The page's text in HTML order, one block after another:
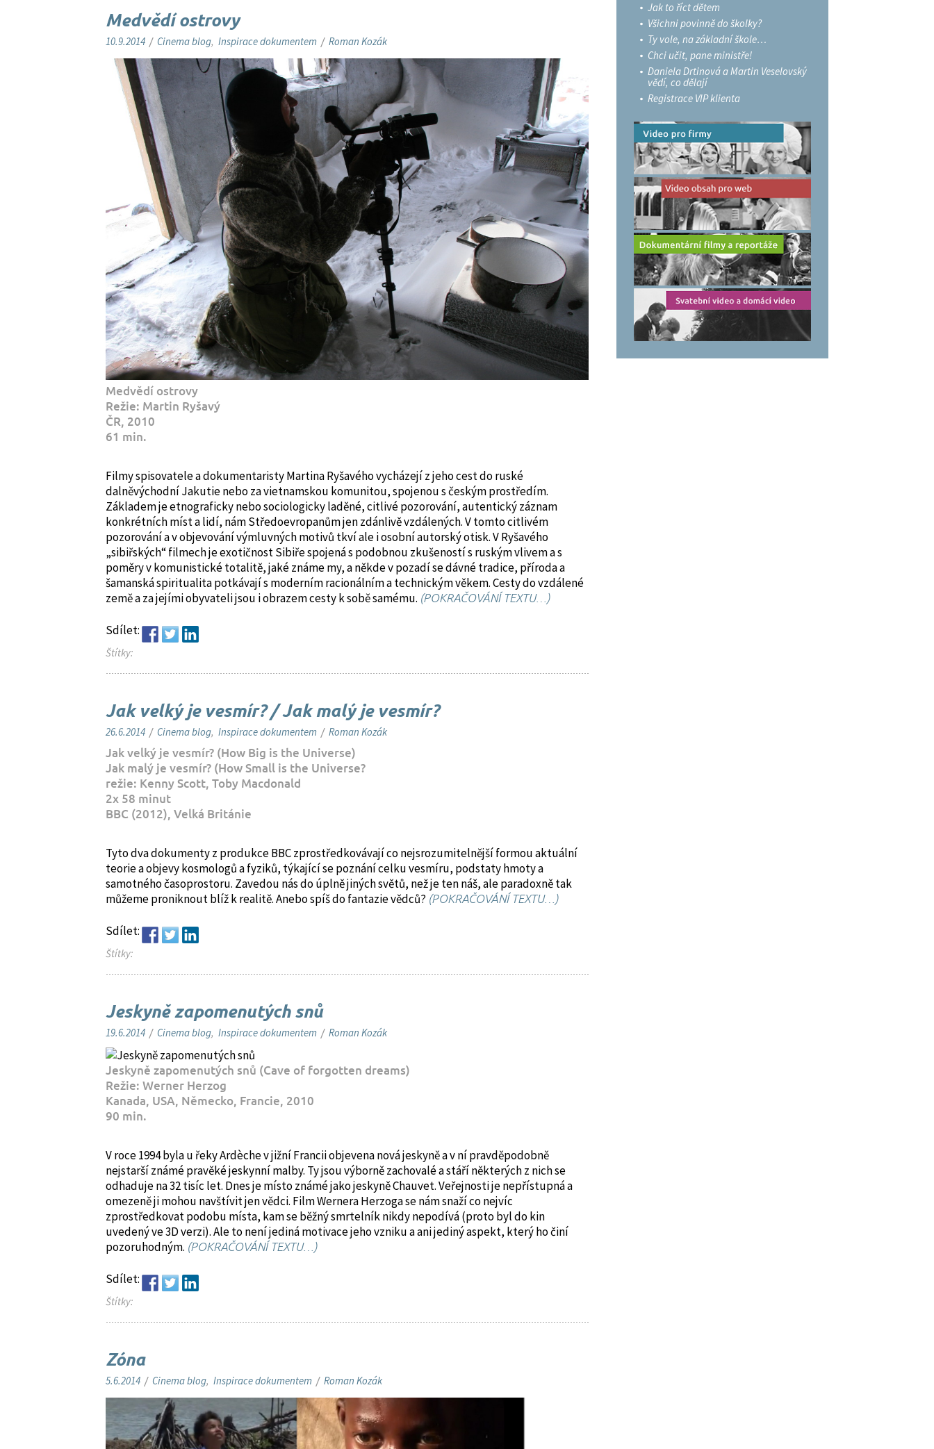
Medvědí ostrovy
10.9.2014 / Cinema blog, Inspirace dokumentem / Roman Kozák
Medvědí ostrovy
Režie: Martin Ryšavý
ČR, 2010
61 min.
Filmy spisovatele a dokumentaristy Martina Ryšavého vycházejí z jeho cest do ruské
dalněvýchodní Jakutie nebo za vietnamskou komunitou, spojenou s českým prostředím.
Základem je etnograficky nebo sociologicky laděné, citlivé pozorování, autentický záznam
konkrétních míst a lidí, nám Středoevropanům jen zdánlivě vzdálených. V tomto citlivém
pozorování a v objevování výmluvných motivů tkví ale i osobní autorský otisk. V Ryšavého
„sibiřských“ filmech je exotičnost Sibiře spojená s podobnou zkušeností s ruským vlivem a s
poměry v komunistické totalitě, jaké známe my, a někde v pozadí se dávné tradice, příroda a
šamanská spiritualita potkávají s moderním racionálním a technickým věkem. Cesty do vzdálené
země a za jejími obyvateli jsou i obrazem cesty k sobě samému. (POKRAČOVÁNÍ TEXTU…)
Sdílet:
Štítky:
Jak velký je vesmír? / Jak malý je vesmír?
26.6.2014 / Cinema blog, Inspirace dokumentem / Roman Kozák
Jak velký je vesmír? (How Big is the Universe)
Jak malý je vesmír? (How Small is the Universe?
režie: Kenny Scott, Toby Macdonald
2x 58 minut
BBC (2012), Velká Británie
Tyto dva dokumenty z produkce BBC zprostředkovávají co nejsrozumitelnější formou aktuální
teorie a objevy kosmologů a fyziků, týkající se poznání celku vesmíru, podstaty hmoty a
samotného časoprostoru. Zavedou nás do úplně jiných světů, než je ten náš, ale paradoxně tak
můžeme proniknout blíž k realitě. Anebo spíš do fantazie vědců? (POKRAČOVÁNÍ TEXTU…)
Sdílet:
Štítky:
Jeskyně zapomenutých snů
19.6.2014 / Cinema blog, Inspirace dokumentem / Roman Kozák
Jeskyně zapomenutých snů (Cave of forgotten dreams)
Režie: Werner Herzog
Kanada, USA, Německo, Francie, 2010
90 min.
V roce 1994 byla u řeky Ardèche v jižní Francii objevena nová jeskyně a v ní pravděpodobně
nejstarší známé pravěké jeskynní malby. Ty jsou výborně zachovalé a stáří některých z nich se
odhaduje na 32 tisíc let. Dnes je místo známé jako jeskyně Chauvet. Veřejnosti je nepřístupná a
omezeně ji mohou navštívit jen vědci. Film Wernera Herzoga se nám snaží co nejvíc
zprostředkovat podobu místa, kam se běžný smrtelník nikdy nepodívá (proto byl do kin
uvedený ve 3D verzi). Ale to není jediná motivace jeho vzniku a ani jediný aspekt, který ho činí
pozoruhodným. (POKRAČOVÁNÍ TEXTU…)
Sdílet:
Štítky:
Zóna
5.6.2014 / Cinema blog, Inspirace dokumentem / Roman Kozák
Jak to říct dětem
Všichni povinně do školky?
Ty vole, na základní škole…
Chci učit, pane ministře!
Daniela Drtinová a Martin Veselovský
vědí, co dělají
Registrace VIP klienta